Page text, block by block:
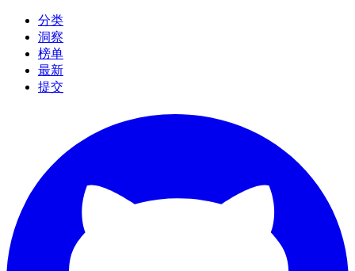
分类
洞察
榜单
最新
提交